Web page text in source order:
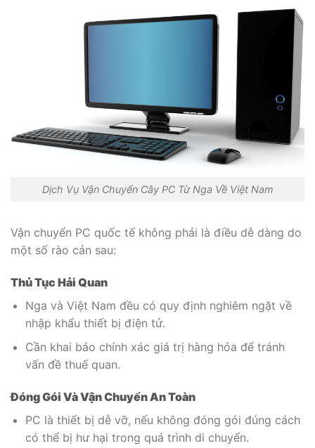
Dịch Vụ Vận Chuyển Cây PC Từ Nga Về Việt Nam
Vận chuyển PC quốc tế không phải là điều dễ dàng do
một số rào cản sau:
Thủ Tục Hải Quan
Nga và Việt Nam đều có quy định nghiêm ngặt về
nhập khẩu thiết bị điện tử.
Cần khai báo chính xác giá trị hàng hóa để tránh
vấn đề thuế quan.
Đóng Gói Và Vận Chuyển An Toàn
PC là thiết bị dễ vỡ, nếu không đóng gói đúng cách
có thể bị hư hại trong quá trình di chuyển.